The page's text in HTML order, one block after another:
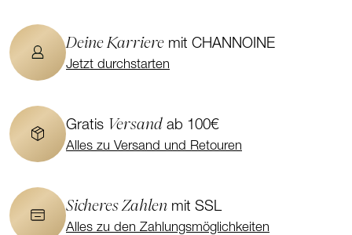
Deine Karriere mit CHANNOINE
Jetzt durchstarten
Gratis Versand ab 100€
Alles zu Versand und Retouren
Sicheres Zahlen mit SSL
Alles zu den Zahlungsmöglichkeiten